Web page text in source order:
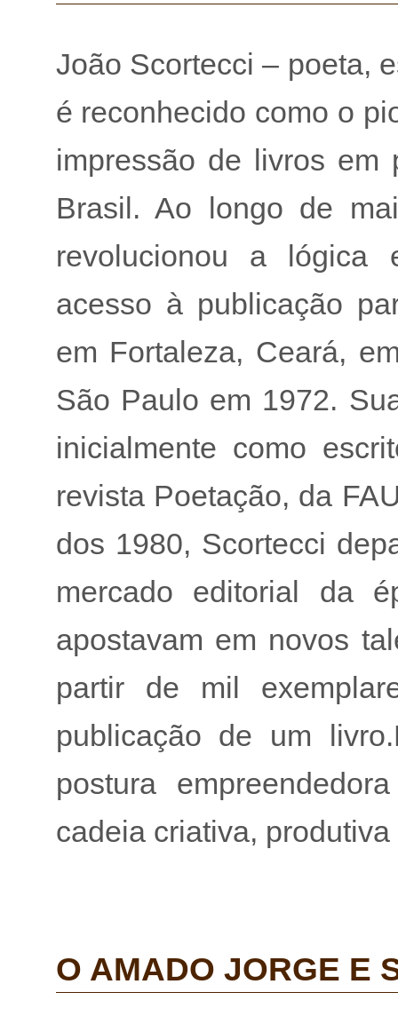
João Scortecci – poeta,
é reconhecido como o
impressão de livros em
Brasil. Ao longo de
revolucionou a lógica
acesso à publicação
em Fortaleza, Ceará,
São Paulo em 1972.
inicialmente como
revista Poetação, da
dos 1980, Scortecci
mercado editorial da
apostavam em novos
partir de mil
publicação de um
postura
cadeia criativa,
O AMADO JORGE E